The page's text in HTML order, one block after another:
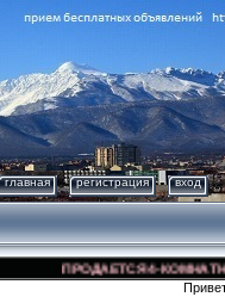
главная регистрация вход
ПРОДАЕТСЯ 4-КОМНАТНАЯ